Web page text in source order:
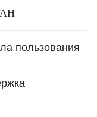
пользования